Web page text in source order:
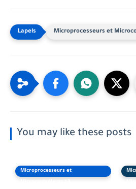
Microprocesseurs et
You may like these posts
Microprocesseurs et